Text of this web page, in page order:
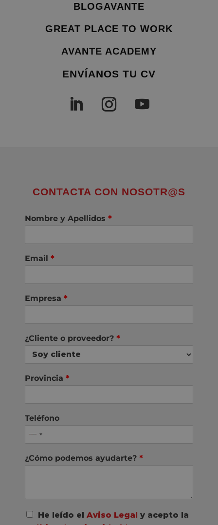
BLOGAVANTE
GREAT PLACE TO WORK
AVANTE ACADEMY
ENVÍANOS TU CV
CONTACTA CON NOSOTR@S
Nombre y Apellidos *
Email *
Empresa *
¿Cliente o proveedor? *
Provincia *
Teléfono
¿Cómo podemos ayudarte? *
A
He leído el Aviso Legal y acepto la